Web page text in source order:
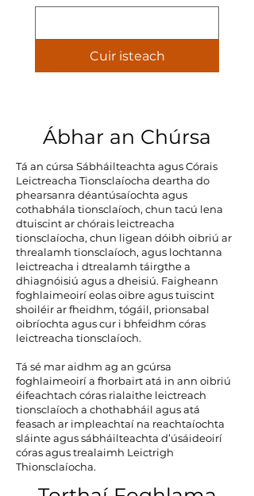
Cuir isteach
Ábhar an Chúrsa
Tá an cúrsa Sábháilteachta agus Córais
Leictreacha Tionsclaíocha deartha do
phearsanra déantúsaíochta agus
cothabhála tionsclaíoch, chun tacú lena
dtuiscint ar chórais leictreacha
tionsclaíocha, chun ligean dóibh oibriú ar
threalamh tionsclaíoch, agus lochtanna
leictreacha i dtrealamh táirgthe a
dhiagnóisiú agus a dheisiú. Faigheann
foghlaimeoirí eolas oibre agus tuiscint
shoiléir ar fheidhm, tógáil, prionsabal
oibríochta agus cur i bhfeidhm córas
leictreacha tionsclaíoch.
Tá sé mar aidhm ag an gcúrsa
foghlaimeoirí a fhorbairt atá in ann oibriú
éifeachtach córas rialaithe leictreach
tionsclaíoch a chothabháil agus atá
feasach ar impleachtaí na reachtaíochta
sláinte agus sábháilteachta d’úsáideoirí
córas agus trealaimh Leictrigh
Thionsclaíocha.